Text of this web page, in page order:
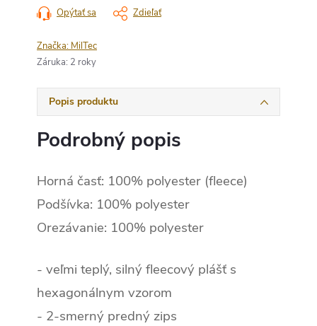
Opýtať sa Zdieľať
Značka: MilTec
Záruka: 2 roky
Popis produktu
Podrobný popis
Horná časť: 100% polyester (fleece)
Podšívka: 100% polyester
Orezávanie: 100% polyester
- veľmi teplý, silný fleecový plášť s
hexagonálnym vzorom
- 2-smerný predný zips